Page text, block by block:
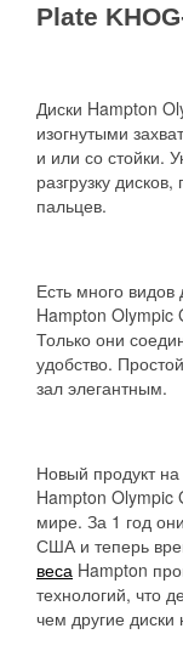
Plate
Диски Hampton
изогнутыми
и или со стойки.
разгрузку
пальцев.
Есть много видов
Hampton Olympic
Только они
удобство.
зал элегантным.
Новый продукт
Hampton Olympic
мире. За 1 год
США и теперь
веса Hampton
технологий, что
чем другие диски